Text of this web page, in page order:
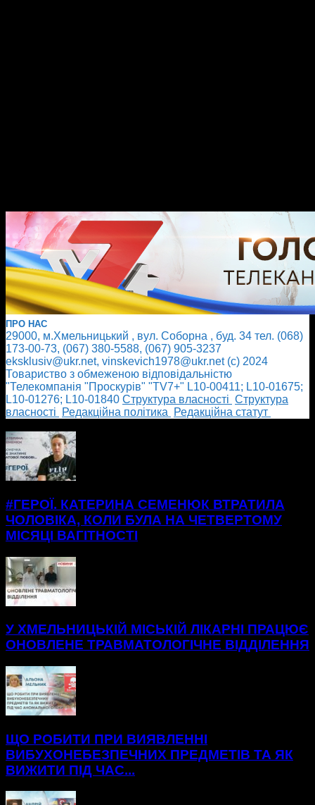
ПРО НАС
29000, м.Хмельницький , вул. Соборна , буд. 34 тел. (068)
173-00-73, (067) 380-5588, (067) 905-3237
eksklusiv@ukr.net, vinskevich1978@ukr.net (с) 2024
Товариство з обмеженою відповідальністю
"Телекомпанія "Проскурів" "TV7+" L10-00411; L10-01675;
L10-01276; L10-01840 Cтруктура власності Cтруктура
власності
Редакційна політика
Редакційна статут
#ГЕРОЇ. КАТЕРИНА СЕМЕНЮК ВТРАТИЛА
ЧОЛОВІКА, КОЛИ БУЛА НА ЧЕТВЕРТОМУ
МІСЯЦІ ВАГІТНОСТІ
У ХМЕЛЬНИЦЬКІЙ МІСЬКІЙ ЛІКАРНІ ПРАЦЮЄ
ОНОВЛЕНЕ ТРАВМАТОЛОГІЧНЕ ВІДДІЛЕННЯ
ЩО РОБИТИ ПРИ ВИЯВЛЕННІ
ВИБУХОНЕБЕЗПЕЧНИХ ПРЕДМЕТІВ ТА ЯК
ВИЖИТИ ПІД ЧАС...